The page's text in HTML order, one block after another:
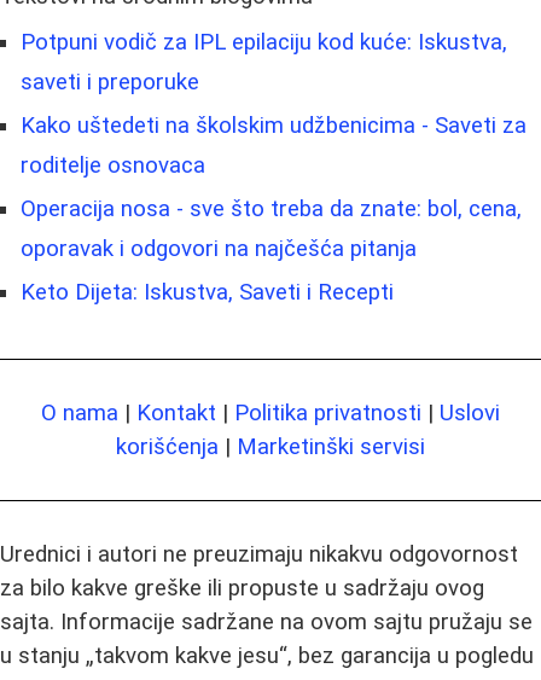
Potpuni vodič za IPL epilaciju kod kuće: Iskustva,
saveti i preporuke
Kako uštedeti na školskim udžbenicima - Saveti za
roditelje osnovaca
Operacija nosa - sve što treba da znate: bol, cena,
oporavak i odgovori na najčešća pitanja
Keto Dijeta: Iskustva, Saveti i Recepti
O nama | Kontakt | Politika privatnosti | Uslovi
korišćenja | Marketinški servisi
Urednici i autori ne preuzimaju nikakvu odgovornost
za bilo kakve greške ili propuste u sadržaju ovog
sajta. Informacije sadržane na ovom sajtu pružaju se
u stanju „takvom kakve jesu“, bez garancija u pogledu